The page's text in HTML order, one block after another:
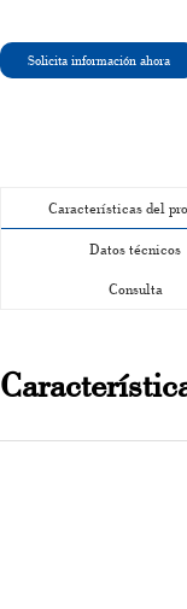
Solicita información ahora
Características del
Datos técnicos
Consulta